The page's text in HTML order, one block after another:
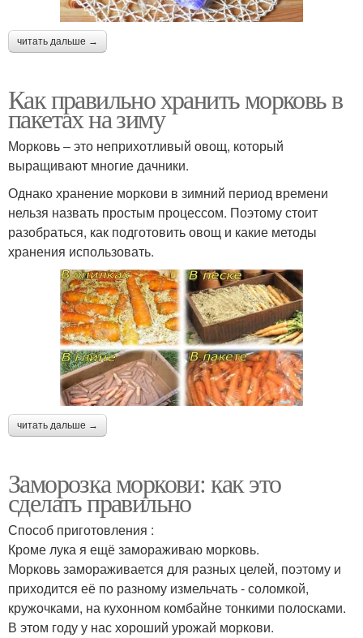
читать дальше →
Как правильно хранить морковь в
пакетах на зиму
Морковь – это неприхотливый овощ, который
выращивают многие дачники.
Однако хранение моркови в зимний период времени
нельзя назвать простым процессом. Поэтому стоит
разобраться, как подготовить овощ и какие методы
хранения использовать.
читать дальше →
Заморозка моркови: как это
сделать правильно
Способ приготовления :
Кроме лука я ещё замораживаю морковь.
Морковь замораживается для разных целей, поэтому и
приходится её по разному измельчать - соломкой,
кружочками, на кухонном комбайне тонкими полосками.
В этом году у нас хороший урожай моркови.